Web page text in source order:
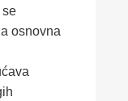
se
osnovna